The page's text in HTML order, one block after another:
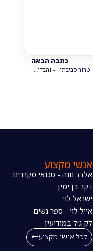
כתבה הבאה
אנשי מקצוע
אלדד נונה - טכנאי מקררים
דקר בן ימין
ישראל לוי
אייל לוי - ספר נשים
לק ג׳ל במודיעין
לכל אנשי מקצוע